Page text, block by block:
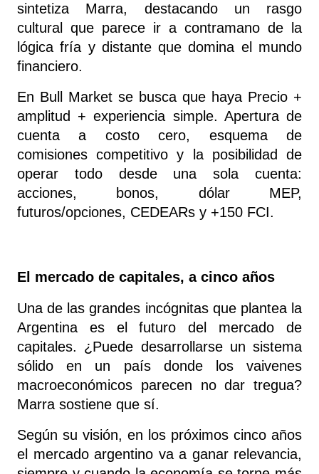
sintetiza Marra, destacando un rasgo
cultural que parece ir a contramano de la
lógica fría y distante que domina el mundo
financiero.
En Bull Market se busca que haya Precio +
amplitud + experiencia simple. Apertura de
cuenta a costo cero, esquema de
comisiones competitivo y la posibilidad de
operar todo desde una sola cuenta:
acciones, bonos, dólar MEP,
futuros/opciones, CEDEARs y +150 FCI.
El mercado de capitales, a cinco años
Una de las grandes incógnitas que plantea la
Argentina es el futuro del mercado de
capitales. ¿Puede desarrollarse un sistema
sólido en un país donde los vaivenes
macroeconómicos parecen no dar tregua?
Marra sostiene que sí.
Según su visión, en los próximos cinco años
el mercado argentino va a ganar relevancia,